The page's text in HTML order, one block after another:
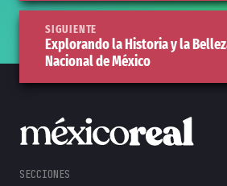
SIGUIENTE
Explorando la Historia y la
Nacional de México